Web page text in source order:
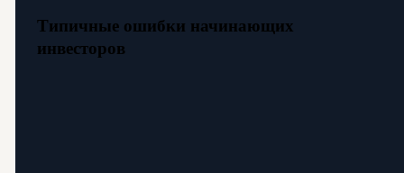
Типичные ошибки начинающих
инвесторов